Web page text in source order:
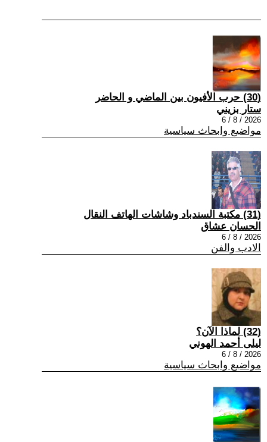
(30) حرب الأفيون بين الماضي و الحاضر
ستار بزيني
2026 / 8 / 6
مواضيع وابحاث سياسية
(31) مكتبة السندباد وشاشات الهاتف النقال
الحسان عشاق
2026 / 8 / 6
الادب والفن
(32) لماذا الآن؟
ليلى أحمد الهوني
2026 / 8 / 6
مواضيع وابحاث سياسية